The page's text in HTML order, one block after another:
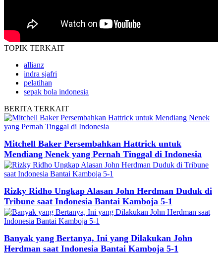
TOPIK TERKAIT
allianz
indra sjafri
pelatihan
sepak bola indonesia
BERITA TERKAIT
Mitchell Baker Persembahkan Hattrick untuk
Mendiang Nenek yang Pernah Tinggal di Indonesia
Rizky Ridho Ungkap Alasan John Herdman Duduk di
Tribune saat Indonesia Bantai Kamboja 5-1
Banyak yang Bertanya, Ini yang Dilakukan John
Herdman saat Indonesia Bantai Kamboja 5-1